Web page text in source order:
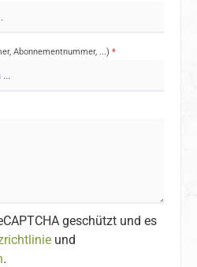
Abonnementnummer, ...) *
geschützt und es
und
.